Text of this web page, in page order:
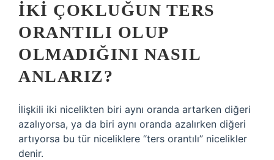
İKI ÇOKLUĞUN TERS
ORANTILI OLUP
OLMADIĞINI NASIL
ANLARIZ?
İlişkili iki nicelikten biri aynı oranda artarken diğeri
azalıyorsa, ya da biri aynı oranda azalırken diğeri
artıyorsa bu tür niceliklere “ters orantılı” nicelikler
denir.